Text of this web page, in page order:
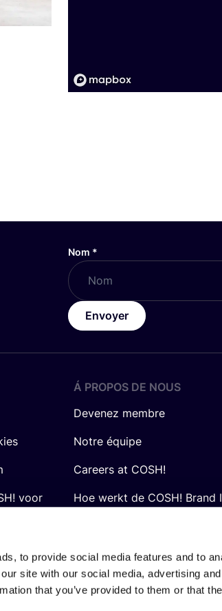
to provide social media features and to
site with our social media, advertising
that you’ve provided to them or that
Nom *
Envoyer
voor
Á PROPOS DE NOUS
Devenez membre
Notre équipe
Careers at COSH!
Hoe werkt de COSH! Brand